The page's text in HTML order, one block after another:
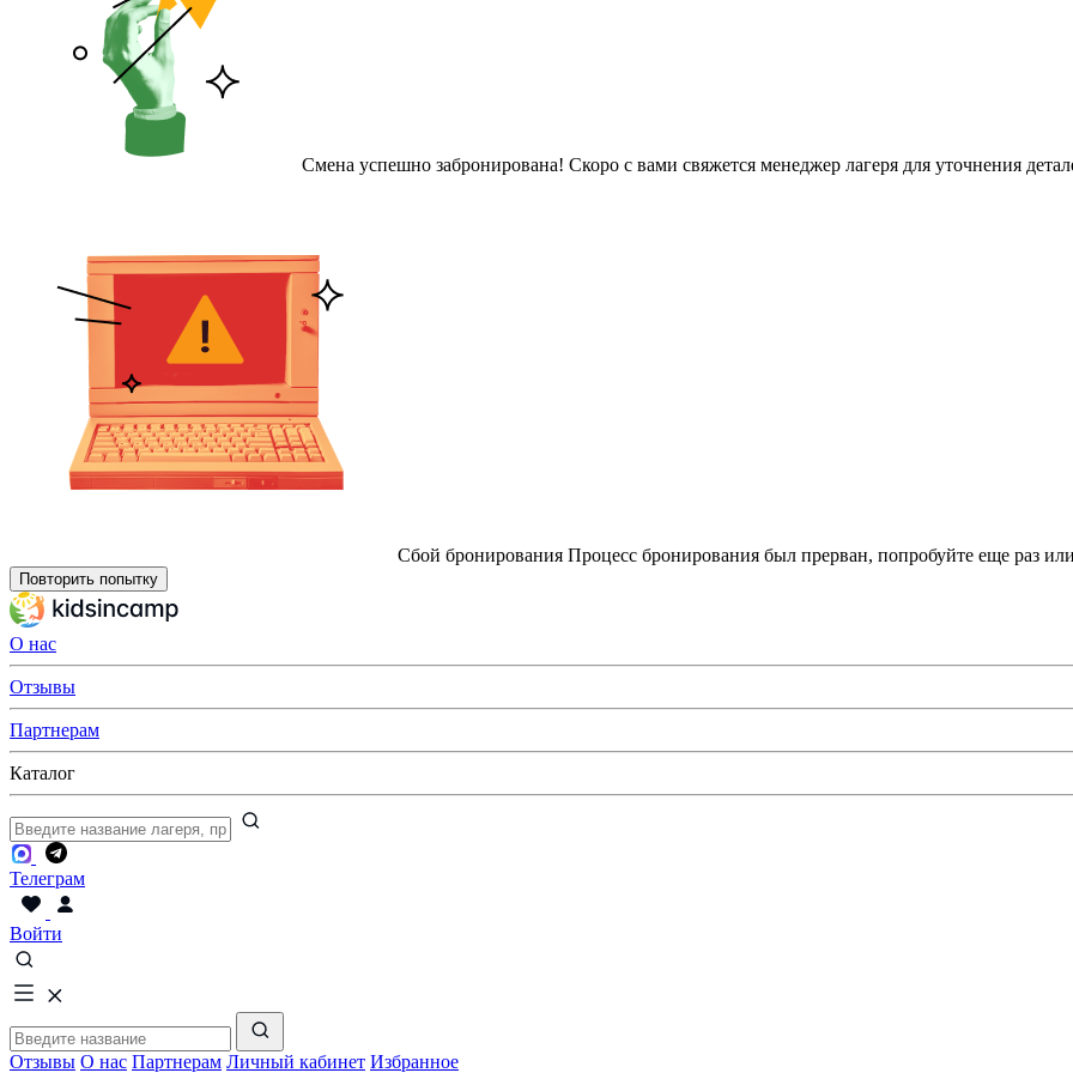
Смена успешно забронирована! Скоро с вами свяжется менеджер лагеря для уточнения
Сбой бронирования Процесс бронирования был прерван, попробуйте еще раз
Повторить попытку
О нас
Отзывы
Партнерам
Каталог
Телеграм
Войти
Отзывы О нас Партнерам Личный кабинет Избранное